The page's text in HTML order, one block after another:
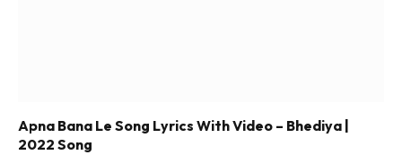
Apna Bana Le Song Lyrics With Video – Bhediya |
2022 Song